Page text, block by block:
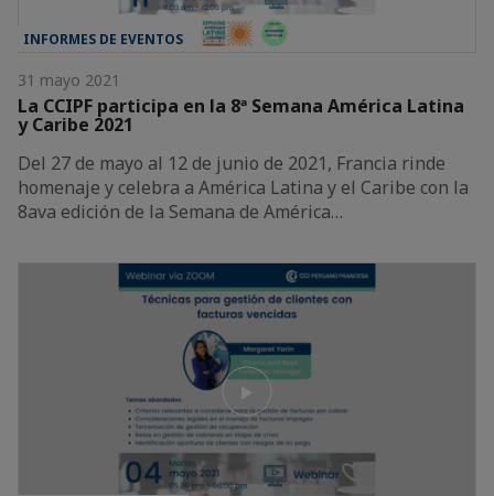
INFORMES DE EVENTOS
31 mayo 2021
La CCIPF participa en la 8ª Semana América Latina
y Caribe 2021
Del 27 de mayo al 12 de junio de 2021, Francia rinde
homenaje y celebra a América Latina y el Caribe con la
8ava edición de la Semana de América…